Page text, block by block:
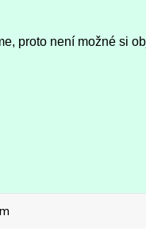
proto není možné si